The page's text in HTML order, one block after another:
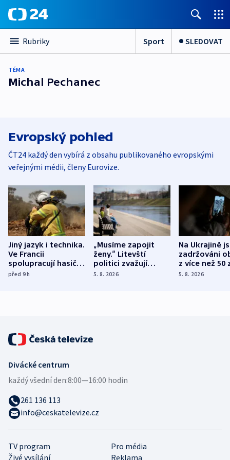
Rubriky Sport SLEDOVAT
TÉMA
Michal Pechanec
Evropský pohled
ČT24 každý den vybírá z obsahu publikovaného evropskými
veřejnými médii, členy Eurovize.
Jiný jazyk i technika.
Ve Francii
spolupracují hasiči z
různých zemí
před 9h
„Musíme zapojit
ženy.“ Litevští
politici zvažují
dohodu o
5. 8. 2026
Na Ukrajině
zadržováni
z více než 50
Bojovali na
5. 8. 2026
TV program
Pro média
Živé vysílání
Reklama
Divácké centrum
každý všední den:8:00—16:00 hodin
261 136 113
info@ceskatelevize.cz